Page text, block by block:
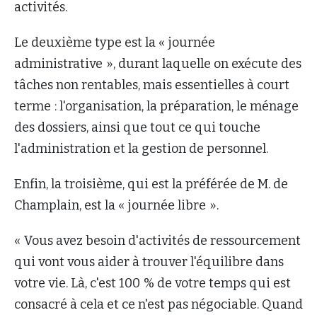
activités.
Le deuxième type est la « journée
administrative », durant laquelle on exécute des
tâches non rentables, mais essentielles à court
terme : l'organisation, la préparation, le ménage
des dossiers, ainsi que tout ce qui touche
l'administration et la gestion de personnel.
Enfin, la troisième, qui est la préférée de M. de
Champlain, est la « journée libre ».
« Vous avez besoin d'activités de ressourcement
qui vont vous aider à trouver l'équilibre dans
votre vie. Là, c'est 100 % de votre temps qui est
consacré à cela et ce n'est pas négociable. Quand